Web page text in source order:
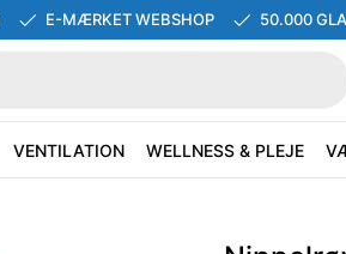
E-MÆRKET WEBSHOP 50.000
VENTILATION WELLNESS & PLEJE